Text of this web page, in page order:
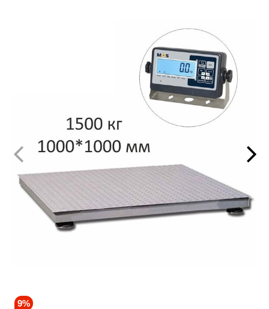
9%